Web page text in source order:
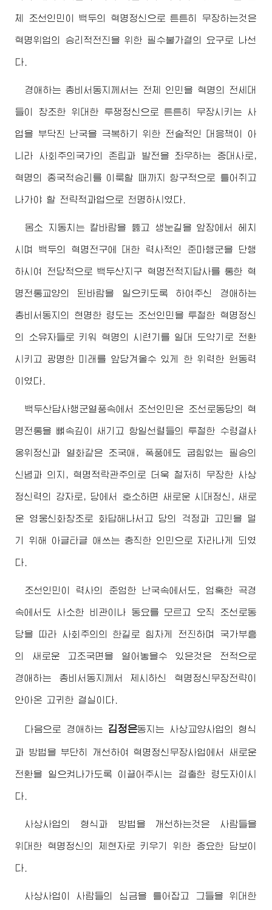
체 조선인민이 백두의 혁명정신으로 튼튼히 무장하는것은
혁명위업의 승리적전진을 위한 필수불가결의 요구로 나선
다.
경애하는 총비서동지께서는 전체 인민을 혁명의 전세대
들이 창조한 위대한 투쟁정신으로 튼튼히 무장시키는 사
업을 부닥친 난국을 극복하기 위한 전술적인 대응책이 아
니라 사회주의국가의 존립과 발전을 좌우하는 중대사로,
혁명의 종국적승리를 이룩할 때까지 항구적으로 틀어쥐고
나가야 할 전략적과업으로 천명하시였다.
몸소 지동치는 칼바람을 뚫고 생눈길을 앞장에서 헤치
시며 백두의 혁명전구에 대한 력사적인 준마행군을 단행
하시여 전당적으로 백두산지구 혁명전적지답사를 통한 혁
명전통교양의 된바람을 일으키도록 하여주신 경애하는
총비서동지 의 현명한 령도는 조선인민을 투철한 혁명정신
의 소유자들로 키워 혁명의 시련기를 일대 도약기로 전환
시키고 광명한 미래를 앞당겨올수 있게 한 위력한 원동력
이였다.
백두산답사행군열풍속에서 조선인민은 조선로동당의 혁
명전통을 뼈속깊이 새기고 항일선렬들의 투철한 수령 결사
옹위정신과 열화같은 조국애, 폭풍에도 굽힘없는 필승의
신념과 의지, 혁명적락관주의로 더욱 철저히 무장한 사상
정신력의 강자로, 당에서 호소하면 새로운 시대정신, 새로
운 영웅신화창조로 화답해나서고 당의 걱정과 고민을 덜
기 위해 아글타글 애쓰는 충직한 인민으로 자라나게 되였
다.
조선인민이 력사의 준엄한 난국속에서도, 엄혹한 곡경
속에서도 사소한 비관이나 동요를 모르고 오직 조선로동
당을 따라 사회주의의 한길로 힘차게 전진하며 국가부흥
의 새로운 고조국면을 열어놓을수 있은것은 전적으로
경애하는 총비서동지께서 제시하신 혁명정신무장전략이
안아온 고귀한 결실이다.
다음으로 경애하는 김정은동지 는 사상교양사업의 형식
과 방법을 부단히 개선하여 혁명정신무장사업에서 새로운
전환을 일으켜나가도록 이끌어주시는 걸출한 령도자이시
다.
사상사업의 형식과 방법을 개선하는것은 사람들을
위대한 혁명정신의 체현자로 키우기 위한 중요한 담보이
다.
사상사업이 사람들의 심금을 틀어잡고 그들을 위대한